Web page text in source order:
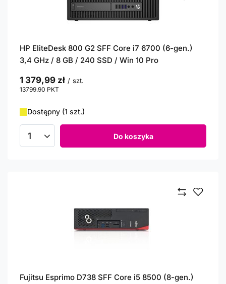
HP EliteDesk 800 G2 SFF Core i7 6700 (6-gen.)
3,4 GHz / 8 GB / 240 SSD / Win 10 Pro
1 379,99 zł / szt.
13799.90 PKT
Dostępny (1 szt.)
Ilość produktów Do koszyka
Fujitsu Esprimo D738 SFF Core i5 8500 (8-gen.)